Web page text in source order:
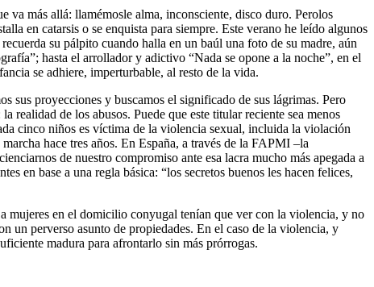
va más allá: llamémosle alma, inconsciente, disco duro. Perolos
en catarsis o se enquista para siempre. Este verano he leído algunos
su pálpito cuando halla en un baúl una foto de su madre, aún
hasta el arrollador y adictivo “Nada se opone a la noche”, en el
se adhiere, imperturbable, al resto de la vida.
sus proyecciones y buscamos el significado de sus lágrimas. Pero
realidad de los abusos. Puede que este titular reciente sea menos
cinco niños es víctima de la violencia sexual, incluida la violación
hace tres años. En España, a través de la FAPMI –la
de nuestro compromiso ante esa lacra mucho más apegada a
en base a una regla básica: “los secretos buenos les hacen felices,
mujeres en el domicilio conyugal tenían que ver con la violencia, y no
un perverso asunto de propiedades. En el caso de la violencia, y
madura para afrontarlo sin más prórrogas.